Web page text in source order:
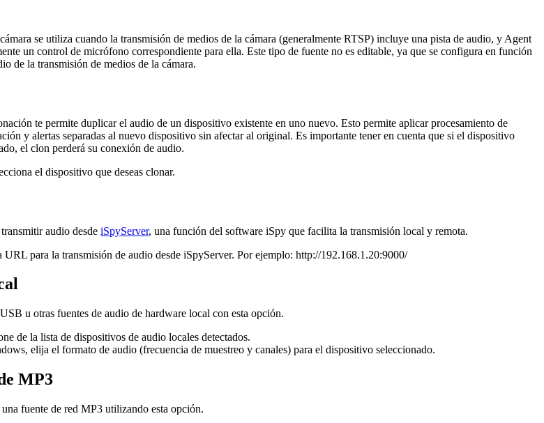
se utiliza cuando la transmisión de medios de la cámara (generalmente RTSP) incluye una pista de audio, y Agent
un control de micrófono correspondiente para ella. Este tipo de fuente no es editable, ya que se configura en función
de la transmisión de medios de la cámara.
te permite duplicar el audio de un dispositivo existente en uno nuevo. Esto permite aplicar procesamiento de
y alertas separadas al nuevo dispositivo sin afectar al original. Es importante tener en cuenta que si el dispositivo
el clon perderá su conexión de audio.
el dispositivo que deseas clonar.
audio desdeiSpyServer, una función del software iSpy que facilita la transmisión local y remota.
URL para la transmisión de audio desde iSpyServer. Por ejemplo: http://192.168.1.20:9000/
u otras fuentes de audio de hardware local con esta opción.
de la lista de dispositivos de audio locales detectados.
elija el formato de audio (frecuencia de muestreo y canales) para el dispositivo seleccionado.
MP3
fuente de red MP3 utilizando esta opción.